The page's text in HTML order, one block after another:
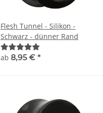
Flesh Tunnel - Silikon -
Schwarz - dünner Rand
ab 8,95 € *